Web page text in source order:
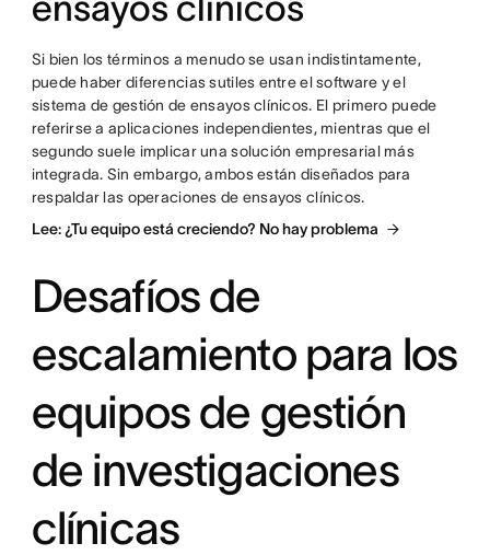
ensayos clínicos
Si bien los términos a menudo se usan indistintamente,
puede haber diferencias sutiles entre el software y el
sistema de gestión de ensayos clínicos. El primero puede
referirse a aplicaciones independientes, mientras que el
segundo suele implicar una solución empresarial más
integrada. Sin embargo, ambos están diseñados para
respaldar las operaciones de ensayos clínicos.
Lee: ¿Tu equipo está creciendo? No hay problema
Desafíos de
escalamiento para los
equipos de gestión
de investigaciones
clínicas